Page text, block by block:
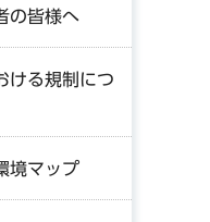
の皆様へ
ける規制につ
境マップ